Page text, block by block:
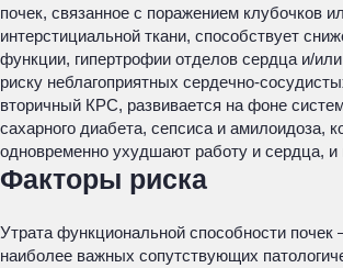
почек, связанное с поражением клубочков
интерстициальной ткани, способствует
функции, гипертрофии отделов сердца и/
риску неблагоприятных сердечно-
вторичный КРС, развивается на фоне
сахарного диабета, сепсиса и амилоидоза,
одновременно ухудшают работу и сердца, и
Факторы риска
Утрата функциональной способности
наиболее важных сопутствующих